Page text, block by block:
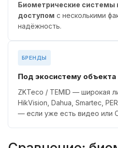
Биометрические системы
доступом с несколькими
надёжность.
БРЕНДЫ
Под экосистему объекта
ZKTeco / TEMID — широкая
HikVision, Dahua, Smartec,
— если уже есть видео или